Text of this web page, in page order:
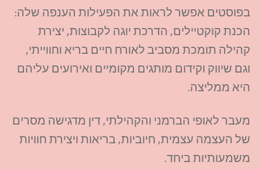
בפוסטיםאפשרלראותאתהפעילותהענפהשלה:
הכנתקוקטיילים,הדרכתיוגהלקבוצות,יצירת
קהילהתומכתמסביבלאורחחייםבריאוחווייתי,
וגםשיווקוקידוםמותגיםמקומייםואירועיםעליהם
היאממליצה.
מעברלאופיהברמניוהקהילתי,דיןמדגישהמסרים
שלהעצמהעצמית,חיוביות,בריאותויצירתחוויות
משמעותיותביחד.